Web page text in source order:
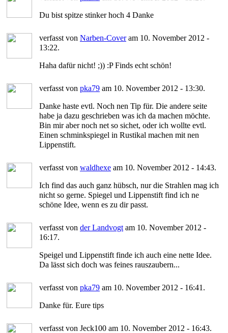
Du bist spitze stinker hoch 4 Danke
verfasst von Narben-Coveram 10. November 2012 -
13:22.
Haha dafür nicht! ;)) :P Finds echt schön!
verfasst von pka79 am 10. November 2012 - 13:30.
Danke haste evtl. Noch nen Tip für. Die andere seite
habe ja dazu geschrieben was ich da machen möchte.
Bin mir aber noch net so sichet, oder ich wollte evtl.
Einen schminkspiegel in Rustikal machen mit nen
Lippenstift.
verfasst von waldhexe am 10. November 2012 - 14:43.
Ich find das auch ganz hübsch, nur die Strahlen mag ich
nicht so gerne. Spiegel und Lippenstift find ich ne
schöne Idee, wenn es zu dir passt.
verfasst von der Landvogt am 10. November 2012 -
16:17.
Speigel und Lippenstift finde ich auch eine nette Idee.
Da lässt sich doch was feines rauszaubern...
verfasst von pka79 am 10. November 2012 - 16:41.
Danke für. Eure tips
verfasst von Jeck100 am 10. November 2012 - 16:43.